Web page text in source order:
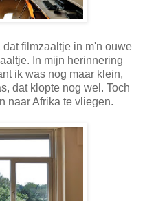
dat filmzaaltje in m'n ouwe
In mijn herinnering
ik was nog maar klein,
dat klopte nog wel. Toch
naar Afrika te vliegen.